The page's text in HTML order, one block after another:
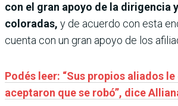
con el gran apoyo de la dirigencia
coloradas, y de acuerdo con esta
cuenta con un gran apoyo de los
Podés leer: “Sus propios aliados
aceptaron que se robó”, dice